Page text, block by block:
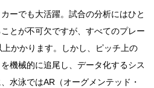
ーでも大活躍。試合の分析にはひと
とが不可欠ですが、すべてのプレー
かかります。しかし、ピッチ上の
機械的に追尾し、データ化するシス
水泳ではAR（オーグメンテッド・